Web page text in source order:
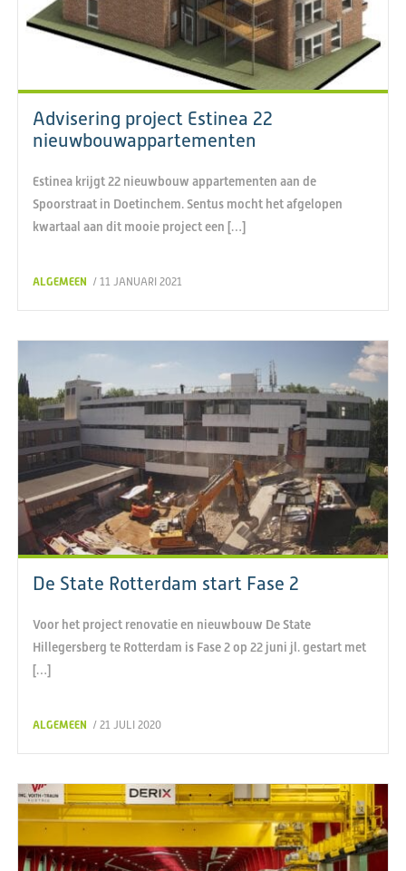
Advisering project Estinea 22
nieuwbouwappartementen
Estinea krijgt 22 nieuwbouw appartementen aan de
Spoorstraat in Doetinchem. Sentus mocht het afgelopen
kwartaal aan dit mooie project een […]
ALGEMEEN / 11 JANUARI 2021
De State Rotterdam start Fase 2
Voor het project renovatie en nieuwbouw De State
Hillegersberg te Rotterdam is Fase 2 op 22 juni jl. gestart met
[…]
ALGEMEEN / 21 JULI 2020